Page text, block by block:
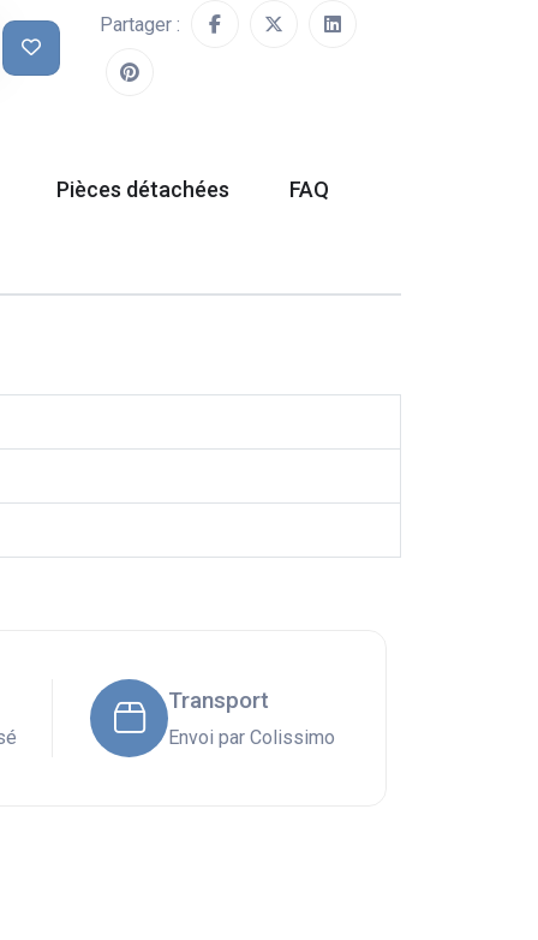
Partager :
Pièces détachées FAQ
Transport
Envoi par Colissimo